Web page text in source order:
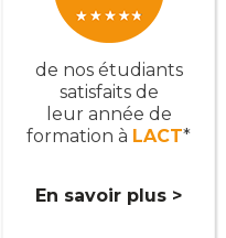
de nos étudiants
satisfaits de
leur année de
formation à LACT*
En savoir plus >